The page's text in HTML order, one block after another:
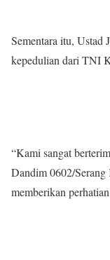
Sementara itu, Ustad
kepedulian dari TNI
“Kami sangat
Dandim 0602/
memberikan